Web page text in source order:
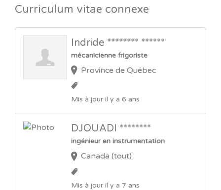
Curriculum vitae connexe
Indride ******** ******
mécanicienne frigoriste
Province de Québec
Mis à jour il y a 6 ans
DJOUADI ********
ingénieur en instrumentation
Canada (tout)
Mis à jour il y a 7 ans